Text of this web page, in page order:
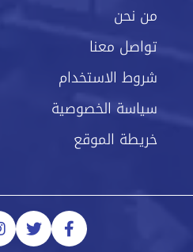
من نحن
تواصل معنا
شروط الاستخدام
سياسة الخصوصية
خريطة الموقع